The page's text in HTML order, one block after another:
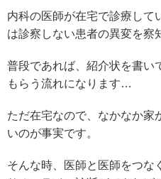
内科の医師が在宅で診療して
は診察しない患者の異変を察
普段であれば、紹介状を書い
もらう流れになります…
ただ在宅なので、なかなか家
いのが事実です。
そんな時、医師と医師をつな